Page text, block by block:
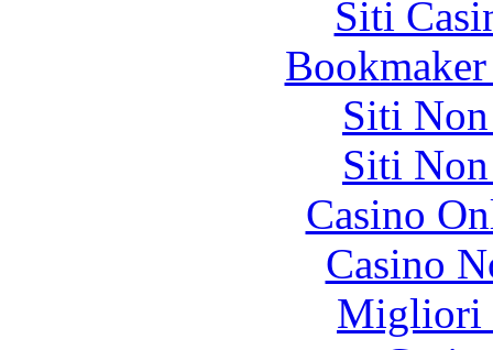
Siti
Siti
Siti
Casino
Casino
Migliori